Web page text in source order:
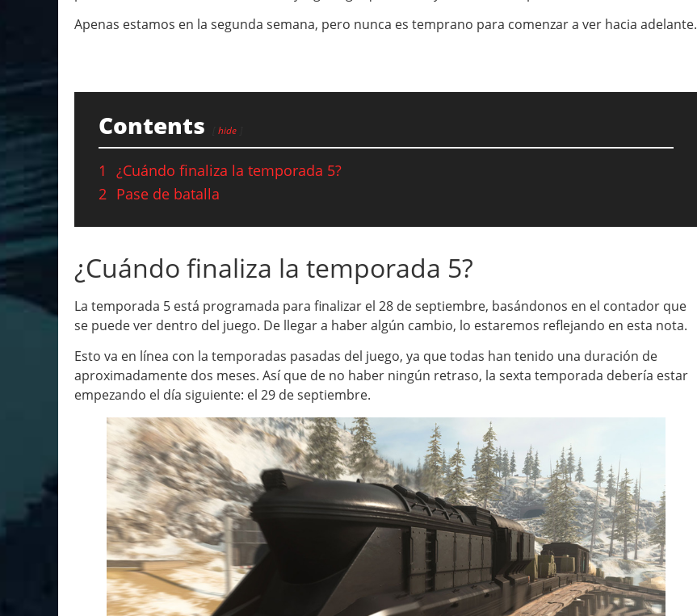
Apenas estamos en la segunda semana, pero nunca es temprano para comenzar a ver hacia adelante.
Contents hide
1
¿Cuándo finaliza la temporada 5?
2 Pase de batalla
¿Cuándo finaliza la temporada 5?
La temporada 5 está programada para finalizar el 28 de septiembre, basándonos en el contador que
se puede ver dentro del juego. De llegar a haber algún cambio, lo estaremos reflejando en esta nota.
Esto va en línea con la temporadas pasadas del juego, ya que todas han tenido una duración de
aproximadamente dos meses. Así que de no haber ningún retraso, la sexta temporada debería estar
empezando el día siguiente: el 29 de septiembre.